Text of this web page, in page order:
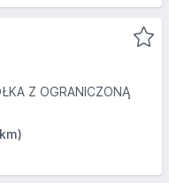
Z OGRANICZONĄ